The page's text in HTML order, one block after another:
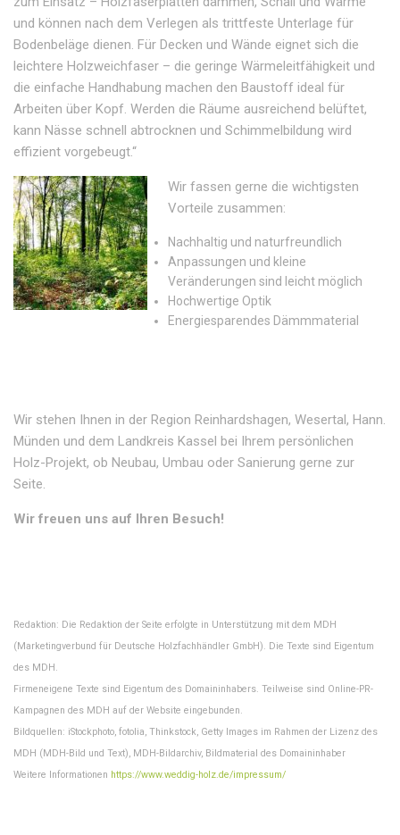
und können nach dem Verlegen als trittfeste Unterlage für
Bodenbeläge dienen. Für Decken und Wände eignet sich die
leichtere Holzweichfaser – die geringe Wärmeleitfähigkeit und
die einfache Handhabung machen den Baustoff ideal für
Arbeiten über Kopf. Werden die Räume ausreichend belüftet,
kann Nässe schnell abtrocknen und Schimmelbildung wird
effizient vorgebeugt.“
Wir fassen gerne die wichtigsten
Vorteile zusammen:
Nachhaltig und naturfreundlich
Anpassungen und kleine
Veränderungen sind leicht möglich
Hochwertige Optik
Energiesparendes Dämmmaterial
Wir stehen Ihnen in der Region Reinhardshagen, Wesertal, Hann.
Münden und dem Landkreis Kassel bei Ihrem persönlichen
Holz-Projekt, ob Neubau, Umbau oder Sanierung gerne zur
Seite.
Wir freuen uns auf Ihren Besuch!
Redaktion: Die Redaktion der Seite erfolgte in Unterstützung mit dem MDH
(Marketingverbund für Deutsche Holzfachhändler GmbH). Die Texte sind Eigentum
des MDH.
Firmeneigene Texte sind Eigentum des Domaininhabers. Teilweise sind Online-PR-
Kampagnen des MDH auf der Website eingebunden.
Bildquellen: iStockphoto, fotolia, Thinkstock, Getty Images im Rahmen der Lizenz des
MDH (MDH-Bild und Text), MDH-Bildarchiv, Bildmaterial des Domaininhaber
Weitere Informationen https://www.weddig-holz.de/impressum/